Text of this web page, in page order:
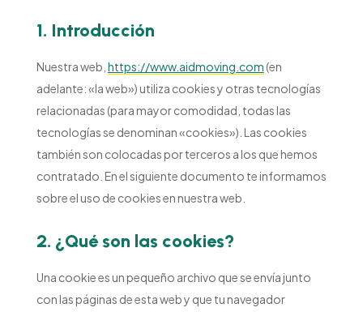
1. Introducción
Nuestra web, https://www.aidmoving.com (en
adelante: «la web») utiliza cookies y otras tecnologías
relacionadas (para mayor comodidad, todas las
tecnologías se denominan «cookies»). Las cookies
también son colocadas por terceros a los que hemos
contratado. En el siguiente documento te informamos
sobre el uso de cookies en nuestra web.
2. ¿Qué son las cookies?
Una cookie es un pequeño archivo que se envía junto
con las páginas de esta web y que tu navegador